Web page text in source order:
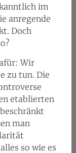
im
anregende
Doch
Wir
zu tun. Die
etablierten
man
so wie es